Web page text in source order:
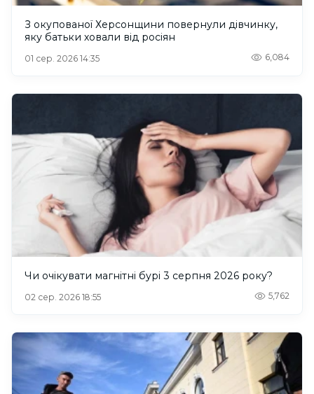
З окупованої Херсонщини повернули дівчинку,
яку батьки ховали від росіян
01 сер. 2026 14:35 6,084
Чи очікувати магнітні бурі 3 серпня 2026 року?
02 сер. 2026 18:55 5,762